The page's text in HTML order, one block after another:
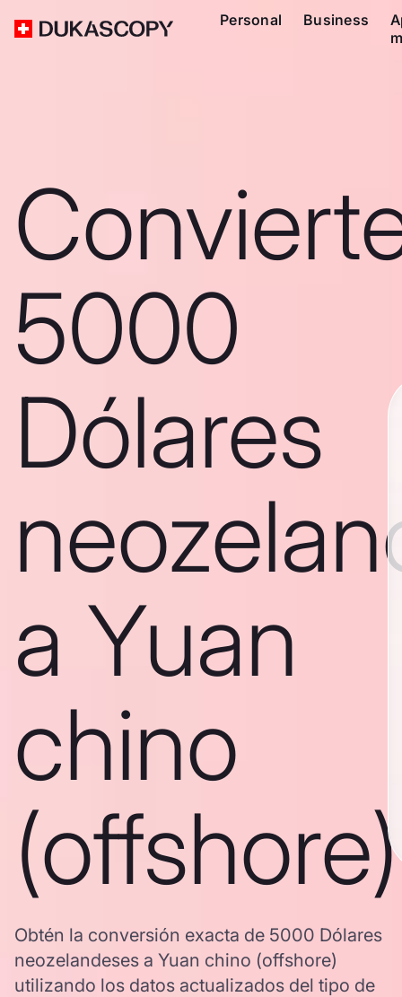
Personal Business
5000
Dólares
a Yuan
chino
(offshore)
Obtén la conversión exacta de 5000 Dólares
neozelandeses a Yuan chino (offshore)
utilizando los datos actualizados del tipo de